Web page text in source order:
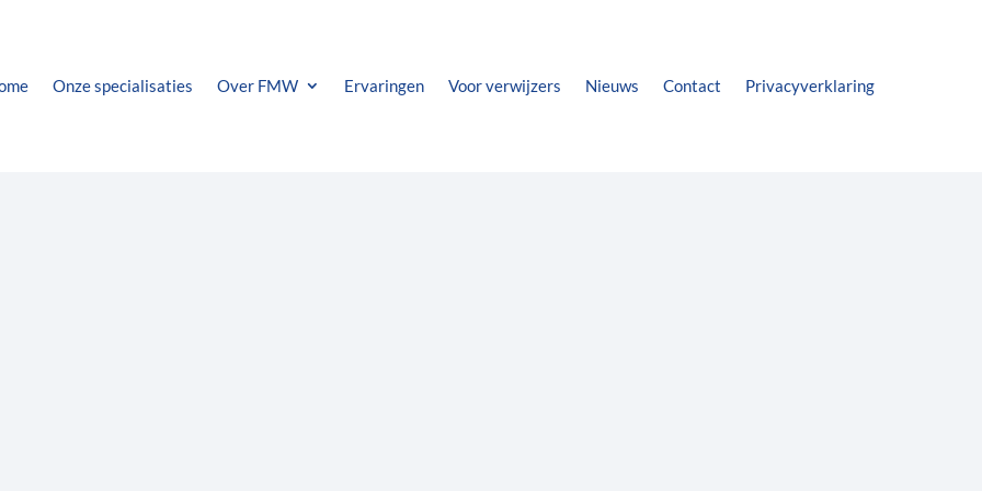
Onze specialisaties Over FMW Ervaringen Voor verwijzers Nieuws Contact Privacyverklaring